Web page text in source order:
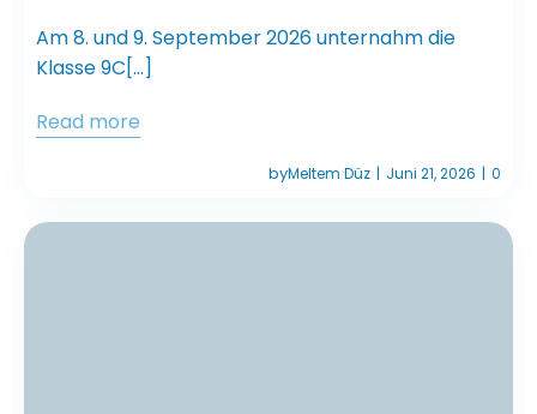
Am 8. und 9. September 2026 unternahm die
Klasse 9C[…]
Read more
byMeltem Düz | Juni 21, 2026 | 0